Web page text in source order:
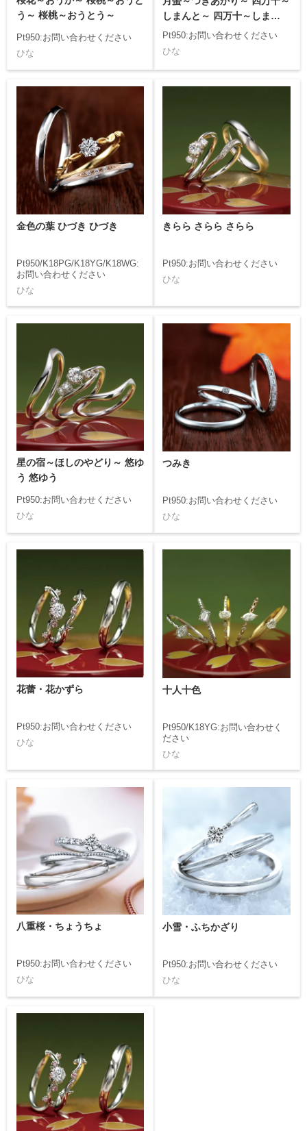
う～ 桜桃～おうとう～
Pt950:お問い合わせください
ひな
しまんと～ 四万十～しまんと
～
Pt950:お問い合わせください
ひな
金色の葉 ひづき ひづき
Pt950/K18PG/K18YG/K18WG:
お問い合わせください
ひな
きらら さらら さらら
Pt950:お問い合わせください
ひな
星の宿～ほしのやどり～ 悠ゆ
う 悠ゆう
Pt950:お問い合わせください
ひな
つみき
Pt950:お問い合わせください
ひな
花蕾・花かずら
Pt950:お問い合わせください
ひな
十人十色
Pt950/K18YG:お問い合わせく
ださい
ひな
八重桜・ちょうちょ
Pt950:お問い合わせください
ひな
小雪・ふちかざり
Pt950:お問い合わせください
ひな